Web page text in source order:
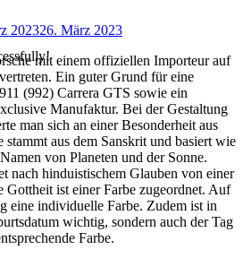
202326. März 2023
mit einem offiziellen Importeur auf
Ein guter Grund für eine
(992) Carrera GTS sowie ein
Manufaktur. Bei der Gestaltung
man sich an einer Besonderheit aus
stammt aus dem Sanskrit und basiert wie
von Planeten und der Sonne.
nach hinduistischem Glauben von einer
Gottheit ist einer Farbe zugeordnet. Auf
eine individuelle Farbe. Zudem ist in
wichtig, sondern auch der Tag
Farbe.